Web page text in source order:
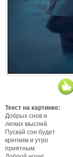
Текст на картинке:
Добрых снов и
легких мыслей.
Пускай сон будет
крепким и утро
приятным.